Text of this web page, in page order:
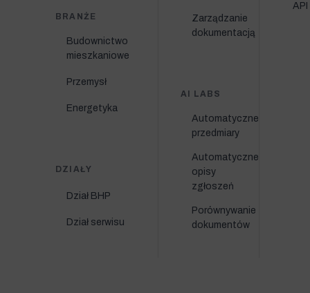
BRANŻE
Budownictwo
mieszkaniowe
Przemysł
Energetyka
DZIAŁY
Dział BHP
Dział serwisu
Zarządzanie
dokumentacją
AI LABS
Automatyczne
przedmiary
Automatyczne
opisy
zgłoszeń
Porównywanie
dokumentów
API